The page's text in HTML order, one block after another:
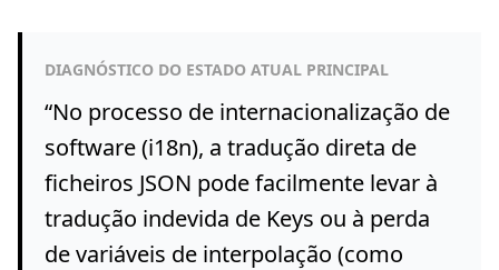
DIAGNÓSTICO DO ESTADO ATUAL PRINCIPAL
“No processo de internacionalização de
software (i18n), a tradução direta de
ficheiros JSON pode facilmente levar à
tradução indevida de Keys ou à perda
de variáveis de interpolação (como